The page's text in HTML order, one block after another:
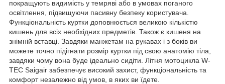
покращують видимість у темряві або в умовах поганого
освітлення, підвищуючи пасивну безпеку користувача.
Функціональність куртки доповнюється великою кількістю
кишень для всіх необхідних предметів. Також є кишеня на
знімній вставці. Завдяки манжетам на рукавах і з боків ви
можете точно підігнати розмір куртки під свою анатомію тіла,
завдяки чому вона буде ідеально сидіти. Літня мотоцикла W-
TEC Saigair забезпечує високий захист, функціональність та
комфорт незалежно від умов, в яких ви їдете.